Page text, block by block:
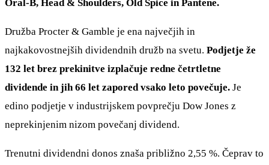
Oral-B, Head & Shoulders, Old Spice in Pantene.
Družba Procter & Gamble je ena največjih in
najkakovostnejših dividendnih družb na svetu. Podjetje že
132 let brez prekinitve izplačuje redne četrtletne
dividende in jih 66 let zapored vsako leto povečuje. Je
edino podjetje v industrijskem povprečju Dow Jones z
neprekinjenim nizom povečanj dividend.
Trenutni dividendni donos znaša približno 2,55 %. Čeprav to